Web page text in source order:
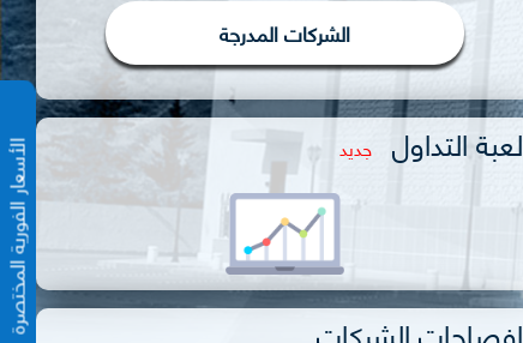
الأسعار
الشركات المدرجة
لعبة التداول جديد